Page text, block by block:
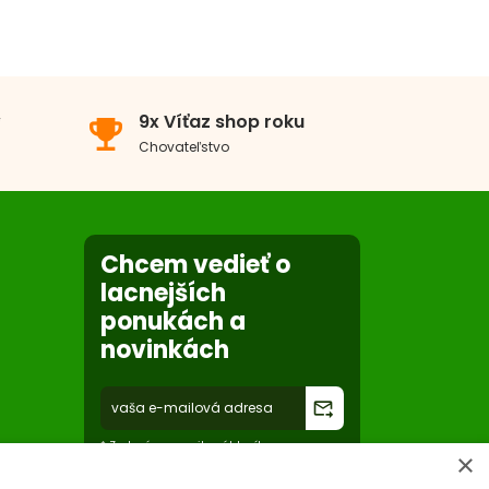
emoji_events 9x Víťaz shop roku
Chovateľstvo
Chcem vedieť o
lacnejších
ponukách a
novinkách
forward_to_inbox
* Zadaním e-mailu súhlasíte so
×